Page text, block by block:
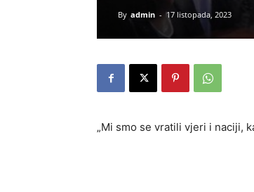
By admin - 17 listopada, 2023
„Mi smo se vratili vjeri i naciji,